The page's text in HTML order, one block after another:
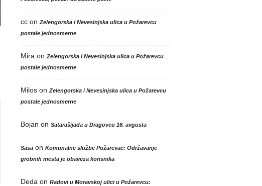
ccon Zelengorska i Nevesinjska ulica u Požarevcu
postale jednosmerne
Mira on Zelengorska i Nevesinjska ulica u Požarevcu
postale jednosmerne
Miloson Zelengorska i Nevesinjska ulica u Požarevcu
postale jednosmerne
Bojan on Satarašijada u Dragovcu 16. avgusta
Sasaon Komunalne službe Požarevac: Održavanje
grobnih mesta je obaveza korisnika
Deda on Radovi u Moravskoj ulici u Požarevcu: